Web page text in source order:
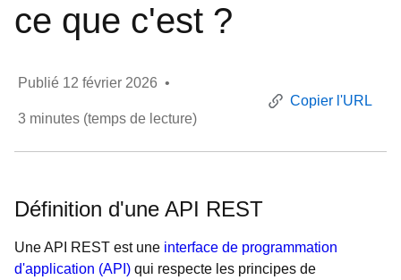
ce que c'est ?
Publié 12 février 2026 •
3 minutes (temps de lecture)
Copier l'URL
Définition d'une API REST
Une API REST est une interface de programmation
d'application (API) qui respecte les principes de